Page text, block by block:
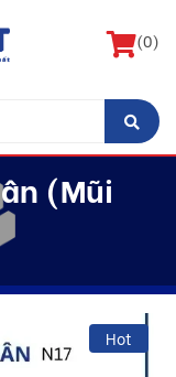
(0)
(Mũi
Hot